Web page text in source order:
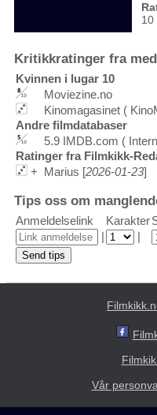
10
Kritikkratinger fra
Kvinnen i lugar 10
Moviezine.no
Kinomagasinet (
Andre filmdatabaser
5.9 IMDB.com (
Ratinger fra Filmkikk-
+ Marius [2026-01-23]
Tips oss om
Anmeldelselink Karakter
|
|
Vår